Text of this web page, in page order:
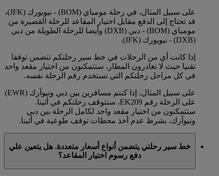
على سبيل المثال، في رحلة مومباي (BOM) - نيويورك (JFK)،
قد تحتاج إلى الدفع مقابل اختيار المقاعد للرحلة القصيرة من
مومباي (BOM) - دبي (DXB) وأيضا للرحلة الطويلة من دبي
(DXB) - نيويورك (JFK).
إذا كانت أي من الرحلات في خط سير رحلتكم تتضمن توقفا
تقنيا حيث لا تغادرون المطار، ستتمكنون من اختيار مقعد واحد
في كل مراحل رحلتكم التي تستخدم رقم الرحلة نفسه.
على سبيل المثال، إذا كنتم مسافرين بين دبي ونيوآرك (EWR)
على الرحلة رقم EK209، ستتوقف رحلتكم في أثينا.
ستتمكنون من اختيار مقعد واحد لكامل الرحلة بين دبي
ونيوآرك، بشرط عدم أخذ محطات توقف طوعية في أثينا.
خط سير رحلتي يتضمن أنواع أسعار متعددة. هل يتعين علي
دفع رسوم اختيار المقاعد؟